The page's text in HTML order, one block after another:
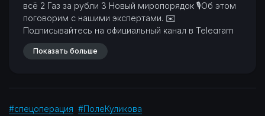
всё 2 Газ за рубли 3 Новый миропорядок 🎙Об этом
поговорим с нашими экспертами. ✉
Подписывайтесь на официальный канал в Telegram
—http://t.me/solovievlive
«ДТ» в Telegram — https://t.me/dtlive
Показать больше
#спецоперация #ПолеКуликова